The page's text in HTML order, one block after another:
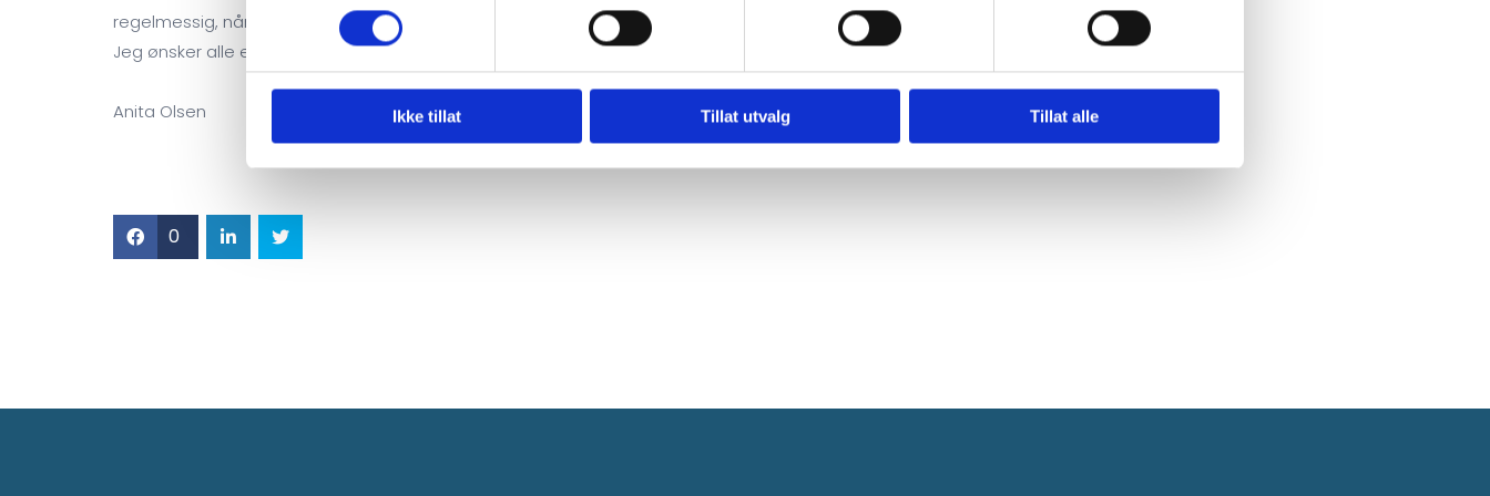
Ikke tillat Tillat utvalg Tillat alle
regelmessig, når de har uføretrygd grunnet på grunn av at de er for syke til å jobbe.
Jeg ønsker alle en fortsatt fin februar.
Anita Olsen
0